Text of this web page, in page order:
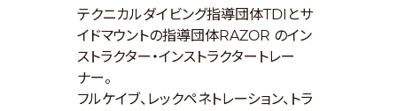
テクニカルダイビング指導団体TDIとサ
イドマウントの指導団体RAZOR のイン
ストラクター・インストラクタートレー
ナー。
フルケイブ、レックペネトレーション、トラ